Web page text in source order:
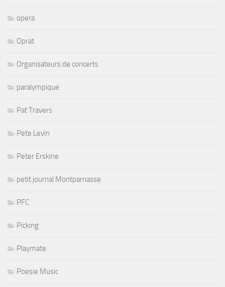
opera
Oprat
Organisateurs de concerts
paralympique
Pat Travers
Pete Levin
Peter Erskine
petit journal Montparnasse
PFC
Picking
Playmate
Poesie Music